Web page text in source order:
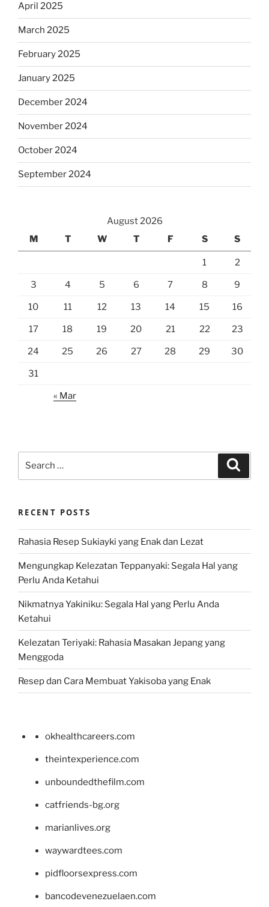
April 2025
March 2025
February 2025
January 2025
December 2024
November 2024
October 2024
September 2024
August 2026
M
T W T F S S
1 2
3 4 5 6 7 8 9
10 11 12 13 14 15 16
17 18 19 20 21 22 23
24 25 26 27 28 29 30
31
« Mar
RECENT POSTS
Rahasia Resep Sukiayki yang Enak dan Lezat
Mengungkap Kelezatan Teppanyaki: Segala Hal yang
Perlu Anda Ketahui
Nikmatnya Yakiniku: Segala Hal yang Perlu Anda
Ketahui
Kelezatan Teriyaki: Rahasia Masakan Jepang yang
Menggoda
Resep dan Cara Membuat Yakisoba yang Enak
okhealthcareers.com
theintexperience.com
unboundedthefilm.com
catfriends-bg.org
marianlives.org
waywardtees.com
pidfloorsexpress.com
bancodevenezuelaen.com